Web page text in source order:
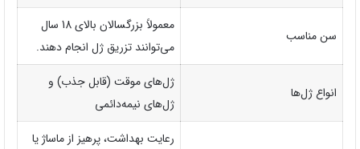
سن مناسب
معمولاً بزرگسالان بالای 18 سال
می‌توانند تزریق ژل انجام دهند.
انواع ژل‌ها
ژل‌های موقت (قابل جذب) و
ژل‌های نیمه‌دائمی
رعایت بهداشت، پرهیز از ماساژ یا